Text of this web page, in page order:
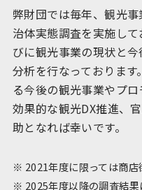
弊財団では毎年、観光
治体実態調査を実施し
びに観光事業の現状と
分析を行なっておりま
る今後の観光事業やプ
効果的な観光DX推進、
助となれば幸いです。
※ 2021年度に限っては商店
※ 2025年度以降の調査結